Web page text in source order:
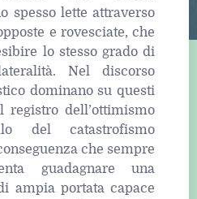
spesso lette attraverso
e rovesciate, che
lo stesso grado di
Nel discorso
dominano su questi
dell’ottimismo
del catastrofismo
che sempre
guadagnare una
ampia portata capace